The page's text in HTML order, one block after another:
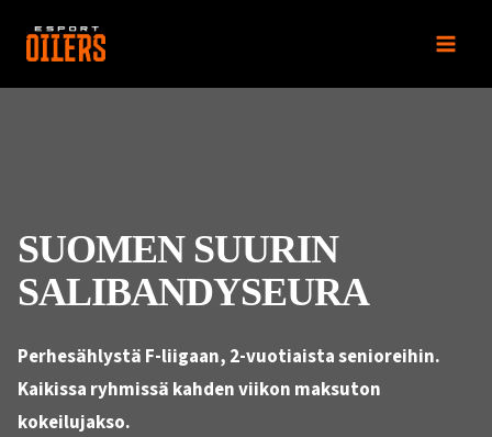
sisältöön
SUOMEN SUURIN
SALIBANDYSEURA
Perhesählystä F-liigaan, 2-vuotiaista senioreihin.
Kaikissa ryhmissä kahden viikon maksuton
kokeilujakso.